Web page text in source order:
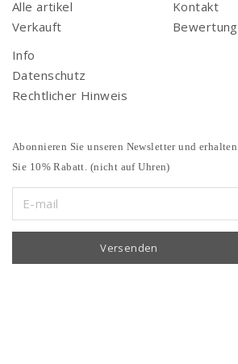
Alle artikel
Verkauft
Kontakt
Bewertung
Info
Datenschutz
Rechtlicher Hinweis
Abonnieren Sie unseren Newsletter und erhalten
Sie 10% Rabatt. (nicht auf Uhren)